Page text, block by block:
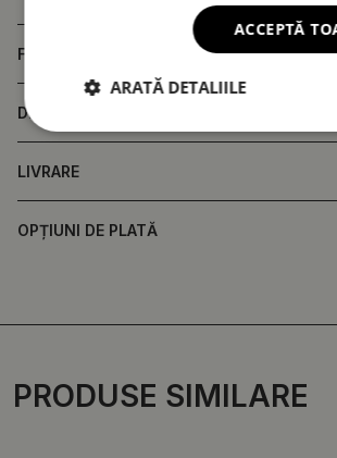
FAQ
DIMENSIUNILE PRODUSULUI
LIVRARE
OPȚIUNI DE PLATĂ
PRODUSE SIMILARE
ACCEPTĂ
ARATĂ DETALIILE